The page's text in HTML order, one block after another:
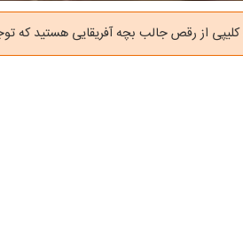
از رقص جالب بچه آفریقایی هستید که